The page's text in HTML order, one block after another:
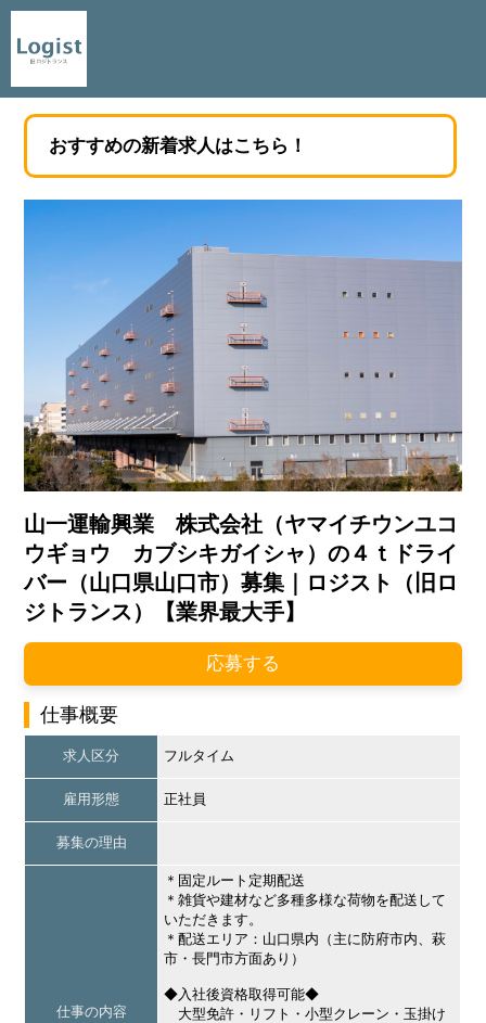
おすすめの新着求人はこちら！
山一運輸興業 株式会社（ヤマイチウンユコ
ウギョウ カブシキガイシャ）の４ｔドライ
バー（山口県山口市）募集｜ロジスト（旧ロ
ジトランス）【業界最大手】
応募する
仕事概要
求人区分 フルタイム
雇用形態 正社員
募集の理由
仕事の内容
＊固定ルート定期配送
＊雑貨や建材など多種多様な荷物を配送して
いただきます。
＊配送エリア：山口県内（主に防府市内、萩
市・長門市方面あり）
◆入社後資格取得可能◆
大型免許・リフト・小型クレーン・玉掛け